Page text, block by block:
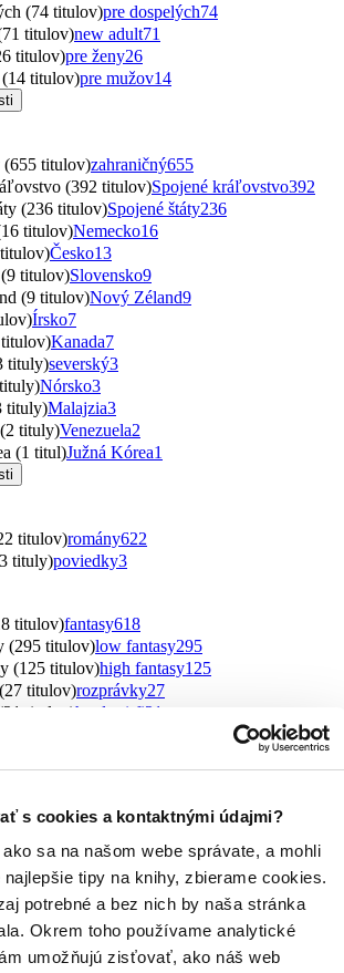
s cookies a kontaktnými údajmi?
sa na našom webe správate, a mohli
tipy na knihy, zbierame cookies.
potrebné a bez nich by naša stránka
Okrem toho používame analytické
umožňujú zisťovať, ako náš web
(74 titulov)pre dospelých74
titulov)new adult71
titulov)pre ženy26
titulov)pre mužov14
(655 titulov)zahraničný655
(392 titulov)Spojené kráľovstvo392
(236 titulov)Spojené štáty236
titulov)Nemecko16
Česko13
titulov)Slovensko9
(9 titulov)Nový Zéland9
Írsko7
Kanada7
tituly)severský3
Nórsko3
tituly)Malajzia3
tituly)Venezuela2
(1 titul)Južná Kórea1
titulov)romány622
tituly)poviedky3
titulov)fantasy618
(295 titulov)low fantasy295
(125 titulov)high fantasy125
titulov)rozprávky27
titulov)hard sci-fi21
(6 titulov)magický realizmus6
tituly)komiksy2
(294 titulov)J.K. Rowling294
(257 titulov)J. K. Rowling 257